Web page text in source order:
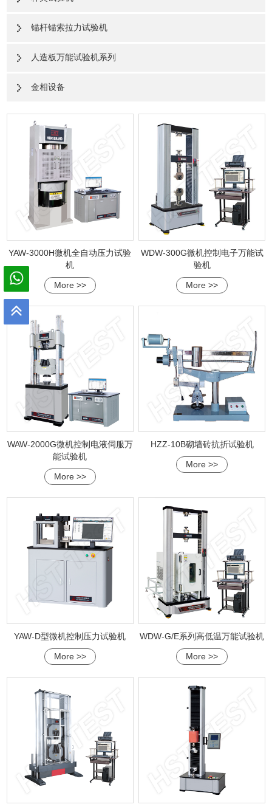
锚杆锚索拉力试验机
人造板万能试验机系列
金相设备
YAW-3000H微机全自动压力试验
机
More >>
WDW-300G微机控制电子万能试
验机
More >>
WAW-2000G微机控制电液伺服万
能试验机
More >>
HZZ-10B砌墙砖抗折试验机
More >>
YAW-D型微机控制压力试验机
More >>
WDW-G/E系列高低温万能试验机
More >>